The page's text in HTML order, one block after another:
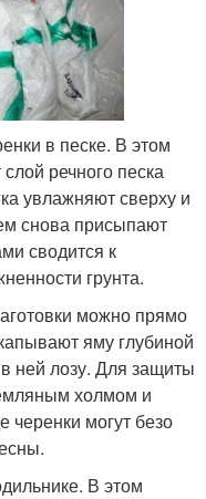
в песке. В этом
речного песка
увлажняют сверху и
снова присыпают
сводится к
грунта.
можно прямо
яму глубиной
ней лозу. Для защиты
холмом и
черенки могут безо
В этом